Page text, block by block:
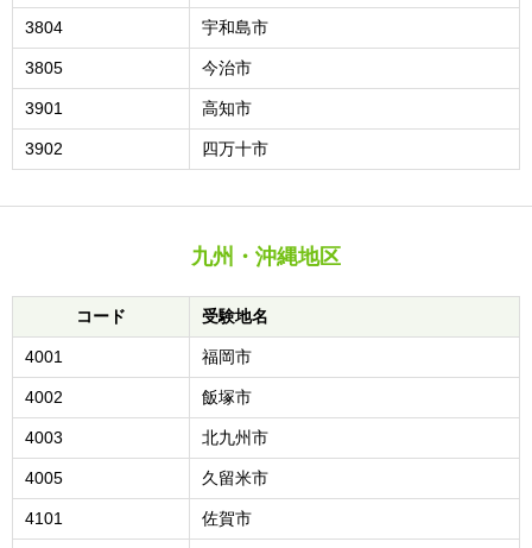
3804 宇和島市
3805 今治市
3901 高知市
3902 四万十市
九州・沖縄地区
コード 受験地名
4001 福岡市
4002 飯塚市
4003 北九州市
4005 久留米市
4101 佐賀市